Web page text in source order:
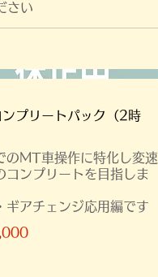
さい
プリートパック（2時
のMT車操作に特化し変速
コンプリートを目指しま
ギアチェンジ応用編です